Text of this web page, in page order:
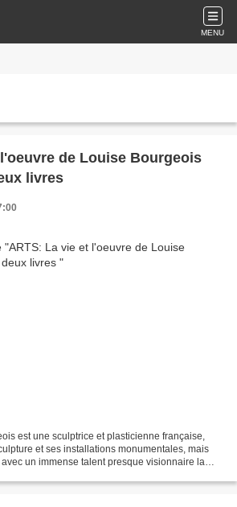
MENU
de Louise Bourgeois
livres
est une sculptrice et plasticienne française,
et ses installations monumentales, mais
un immense talent presque visionnaire la